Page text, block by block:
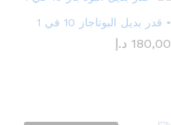
• قدر بديل البوتاجاز 10 في 1
180,00 د.إ